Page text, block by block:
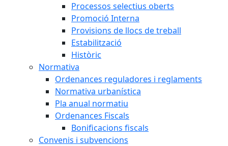
Processos selectius oberts
Promoció Interna
Provisions de llocs de treball
Estabilització
Històric
Normativa
Ordenances reguladores i reglaments
Normativa urbanística
Pla anual normatiu
Ordenances Fiscals
Bonificacions fiscals
Convenis i subvencions